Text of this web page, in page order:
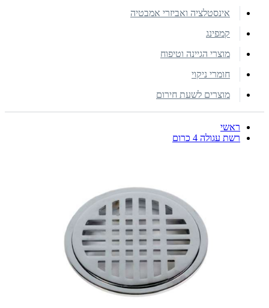
אינסטלציה ואביזרי אמבטיה
קמפינג
מוצרי הגיינה וטיפוח
חומרי ניקוי
מוצרים לשעת חירום
ראשי
רשת עגולה 4 כרום